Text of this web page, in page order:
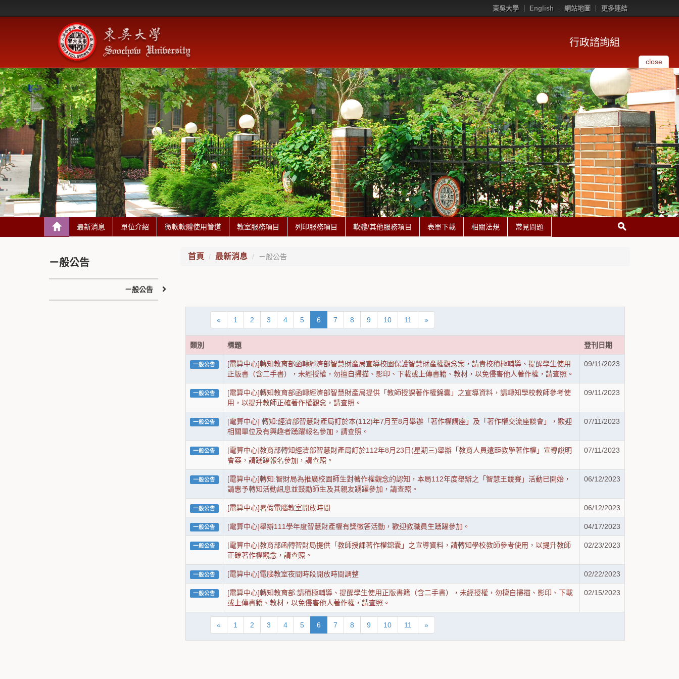
東吳大學 English 網站地圖 更多連結
行政諮詢組
close
最新消息 單位介紹 微軟軟體使用管道 教室服務項目 列印服務項目 軟體/其他服務項目 表單下載 相關法規 常見問題
首頁 最新消息 ㄧ般公告
« 1 2 3 4 5 6 7 8 9 10 11 »
類別 標題 登刊日期
一般公告
[電算中心]轉知教育部函轉經濟部智慧財產局宣導校園保護智慧財產權觀念案，請貴校積極輔導、提醒學生使用
正版書（含二手書），未經授權，勿擅自掃描、影印、下載或上傳書籍、教材，以免侵害他人著作權，請查照。
09/11/2023
一般公告
[電算中心]轉知教育部函轉經濟部智慧財產局提供「教師授課著作權錦囊」之宣導資料，請轉知學校教師參考使
用，以提升教師正確著作權觀念，請查照。
09/11/2023
一般公告
[電算中心] 轉知:經濟部智慧財產局訂於本(112)年7月至8月舉辦「著作權講座」及「著作權交流座談會」，歡迎
相關單位及有興趣者踴躍報名參加，請查照。
07/11/2023
一般公告
[電算中心]教育部轉知經濟部智慧財產局訂於112年8月23日(星期三)舉辦「教育人員遠距教學著作權」宣導說明
會案，請踴躍報名參加，請查照。
07/11/2023
一般公告
[電算中心]轉知:智財局為推廣校園師生對著作權觀念的認知，本局112年度舉辦之「智慧王競賽」活動已開始，
請惠予轉知活動訊息並鼓勵師生及其親友踴躍參加，請查照。
06/12/2023
一般公告 [電算中心]暑假電腦教室開放時間 06/12/2023
一般公告 [電算中心]舉辦111學年度智慧財產權有獎徵答活動，歡迎教職員生踴躍參加。 04/17/2023
一般公告
[電算中心]教育部函轉智財局提供「教師授課著作權錦囊」之宣導資料，請轉知學校教師參考使用，以提升教師
正確著作權觀念，請查照。
02/23/2023
一般公告 [電算中心]電腦教室夜間時段開放時間調整 02/22/2023
一般公告
[電算中心]轉知教育部:請積極輔導、提醒學生使用正版書籍（含二手書），未經授權，勿擅自掃描、影印、下載
或上傳書籍、教材，以免侵害他人著作權，請查照。
02/15/2023
« 1 2 3 4 5 6 7 8 9 10 11 »
ㄧ般公告
ㄧ般公告